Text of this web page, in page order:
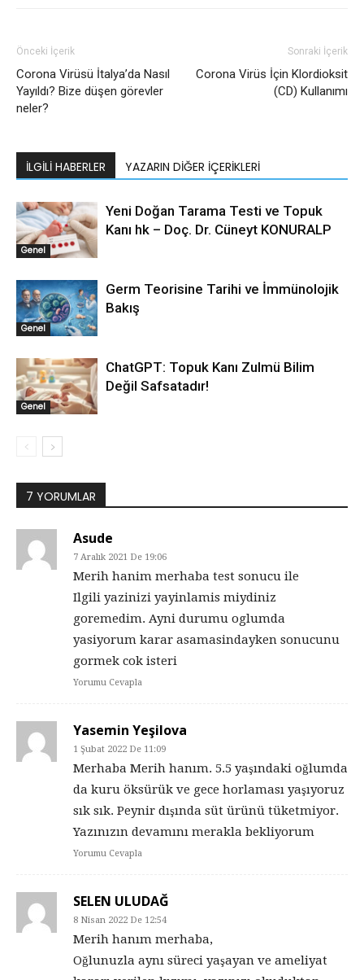
Önceki İçerik
Corona Virüsü İtalya’da Nasıl
Yayıldı? Bize düşen görevler
neler?
Sonraki İçerik
Corona Virüs İçin Klordioksit
(CD) Kullanımı
İLGILI HABERLER YAZARIN DIĞER İÇERIKLERI
Genel
Yeni Doğan Tarama Testi ve Topuk
Kanı hk – Doç. Dr. Cüneyt KONURALP
Genel
Germ Teorisine Tarihi ve İmmünolojik
Bakış
Genel
ChatGPT: Topuk Kanı Zulmü Bilim
Değil Safsatadır!
7 YORUMLAR
Asude
7 Aralık 2021 De 19:06
Merih hanim merhaba test sonucu ile
Ilgili yazinizi yayinlamis miydiniz
goremedim. Ayni durumu oglumda
yasiyorum karar asamasindayken sonucunu
gormek cok isteri
Yorumu Cevapla
Yasemin Yeşilova
1 Şubat 2022 De 11:09
Merhaba Merih hanım. 5.5 yaşındaki oğlumda
da kuru öksürük ve gece horlaması yaşıyoruz
sık sık. Peynir dışında süt ürünü tüketmiyor.
Yazınızın devamını merakla bekliyorum
Yorumu Cevapla
SELEN ULUDAĞ
8 Nisan 2022 De 12:54
Merih hanım merhaba,
Oğlunuzla aynı süreci yaşayan ve ameliyat